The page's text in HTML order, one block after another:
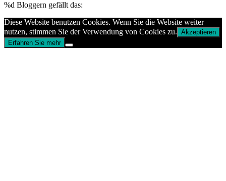
%d Bloggern gefällt das:
Diese Website benutzen Cookies. Wenn Sie die Website weiter
nutzen, stimmen Sie der Verwendung von Cookies zu. Akzeptieren
Erfahren Sie mehr